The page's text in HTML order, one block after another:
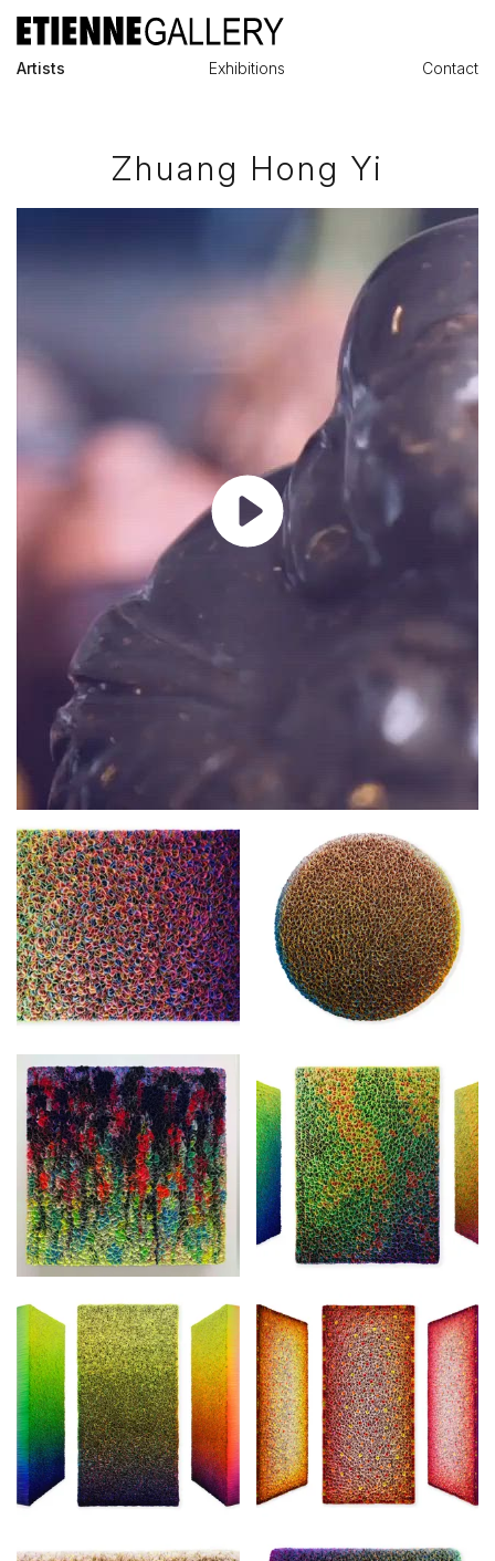
Artists Exhibitions Contact
Zhuang Hong Yi